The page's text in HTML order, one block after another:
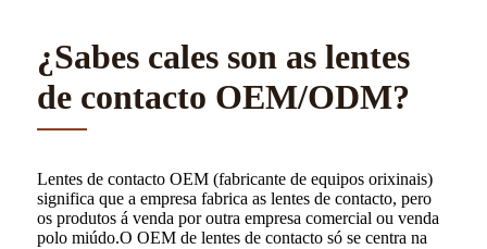
¿Sabes cales son as lentes
de contacto OEM/ODM?
Lentes de contacto OEM (fabricante de equipos orixinais)
significa que a empresa fabrica as lentes de contacto, pero
os produtos á venda por outra empresa comercial ou venda
polo miúdo.O OEM de lentes de contacto só se centra na